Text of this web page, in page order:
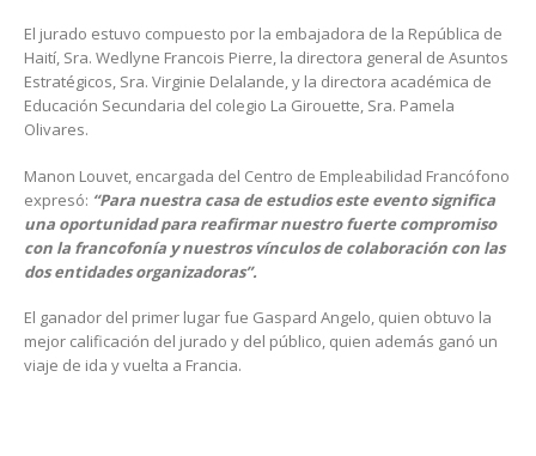
El jurado estuvo compuesto por la embajadora de la República de
Haití, Sra. Wedlyne Francois Pierre, la directora general de Asuntos
Estratégicos, Sra. Virginie Delalande, y la directora académica de
Educación Secundaria del colegio La Girouette, Sra. Pamela
Olivares.
Manon Louvet, encargada del Centro de Empleabilidad Francófono
expresó: “Para nuestra casa de estudios este evento significa
una oportunidad para reafirmar nuestro fuerte compromiso
con la francofonía y nuestros vínculos de colaboración con las
dos entidades organizadoras”.
El ganador del primer lugar fue Gaspard Angelo, quien obtuvo la
mejor calificación del jurado y del público, quien además ganó un
viaje de ida y vuelta a Francia.